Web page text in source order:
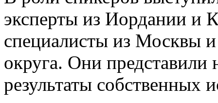
эксперты из Иордании и
специалисты из Москвы
округа. Они
результаты собственных